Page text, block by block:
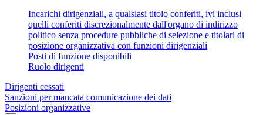
Incarichi dirigenziali, a qualsiasi titolo conferiti, ivi inclusi
quelli conferiti discrezionalmente dall'organo di indirizzo
politico senza procedure pubbliche di selezione e titolari di
posizione organizzativa con funzioni dirigenziali
Posti di funzione disponibili
Ruolo dirigenti
Dirigenti cessati
Sanzioni per mancata comunicazione dei dati
Posizioni organizzative